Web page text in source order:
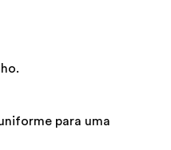
para uma